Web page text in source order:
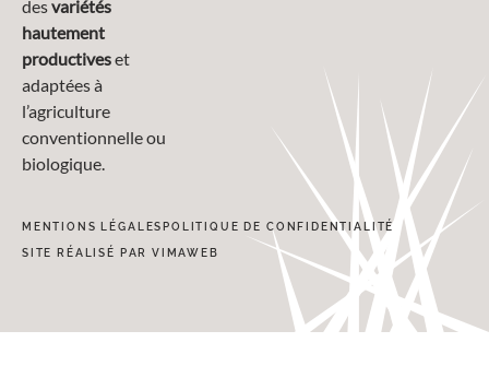
desvariétés
hautement
productiveset
adaptées à
l’agriculture
conventionnelle ou
biologique.
MENTIONS LÉGALES POLITIQUE DE CONFIDENTIALITÉ
SITE RÉALISÉ PAR VIMAWEB